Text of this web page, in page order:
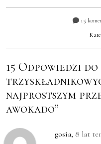
15
15 Odpowiedzi do
najprostszym
awokado”
gosia, 8 lat